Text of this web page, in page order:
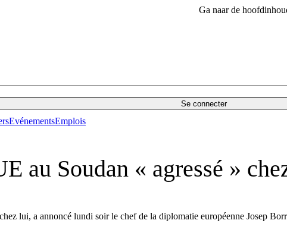
Ga naar de
Se connecter
EvénementsEmplois
au Soudan « agressé »
lui, a annoncé lundi soir le chef de la diplomatie européenne Josep